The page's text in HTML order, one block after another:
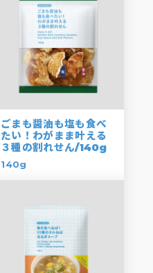
ごまも醤油も塩も食べ
たい！わがまま叶える
３種の割れせん/140g
140g